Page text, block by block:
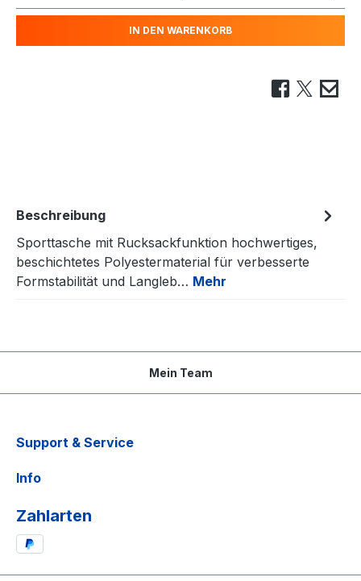
IN DEN WARENKORB
Beschreibung
Sporttasche mit Rucksackfunktion hochwertiges,
beschichtetes Polyestermaterial für verbesserte
Formstabilität und Langleb… Mehr
Mein Team
Support & Service
Info
Zahlarten